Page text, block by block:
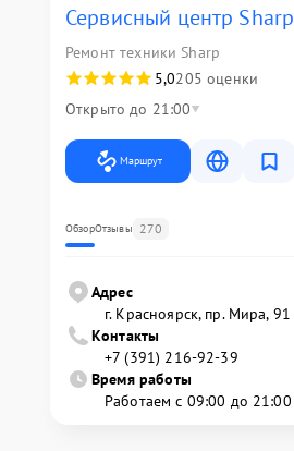
Сервисный центр Sharp
Ремонт техники Sharp
5,0205 оценки
Открыто до 21:00
Маршрут
ОбзорОтзывы 270
Адрес
г. Красноярск, ​пр. Мира, 91
Контакты
+7 (391) 216-92-39
Время работы
Работаем с 09:00 до 21:00